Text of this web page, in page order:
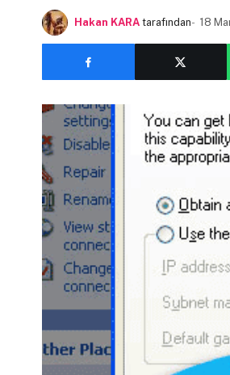
Hakan KARA tarafından 18